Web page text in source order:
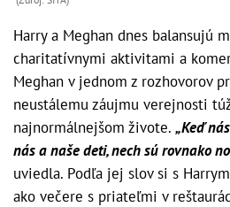
Harry a Meghan dnes balansujú
charitatívnymi aktivitami a
Meghan v jednom z rozhovorov
neustálemu záujmu verejnosti
najnormálnejšom živote. „Keď
nás a naše deti, nech sú rovnako
uviedla. Podľa jej slov si s
ako večere s priateľmi v